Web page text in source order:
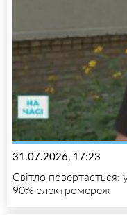
31.07.2026, 17:23
Світло повертається:
90% електромереж